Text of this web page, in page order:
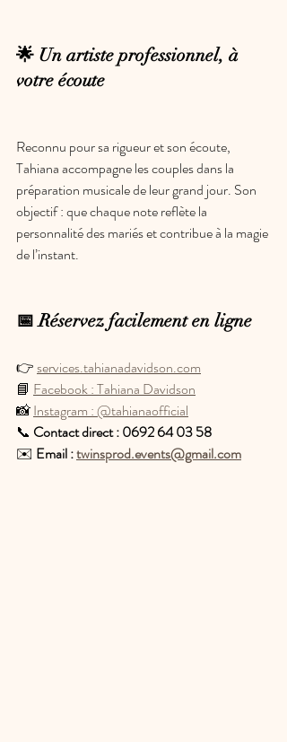
🌟 Un artiste professionnel, à
votre écoute
Reconnu pour sa rigueur et son écoute,
Tahiana accompagne les couples dans la
préparation musicale de leur grand jour. Son
objectif : que chaque note reflète la
personnalité des mariés et contribue à la magie
de l’instant.
📅 Réservez facilement en ligne
👉 services.tahianadavidson.com
📘 Facebook : Tahiana Davidson
📸 Instagram : @tahianaofficial
📞 Contact direct : 0692 64 03 58
✉️ Email : twinsprod.events@gmail.com